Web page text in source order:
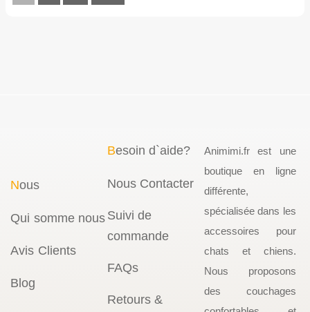
Nous
Qui somme nous
Avis Clients
Blog
Besoin d`aide?
Nous Contacter
Suivi de
commande
FAQs
Retours &
Animimi.fr est une
boutique en ligne
différente,
spécialisée dans les
accessoires pour
chats et chiens.
Nous proposons
des couchages